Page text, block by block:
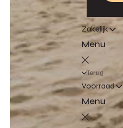
Zakelijk
Menu
Terug
Voorraad
Menu